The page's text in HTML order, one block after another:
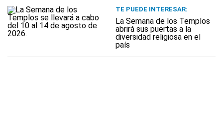
TE PUEDE INTERESAR:
La Semana de los Templos
abrirá sus puertas a la
diversidad religiosa en el
país